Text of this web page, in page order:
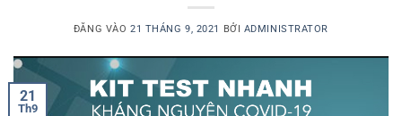
ĐĂNG VÀO 21 THÁNG 9, 2021 BỞI ADMINISTRATOR
21
Th9